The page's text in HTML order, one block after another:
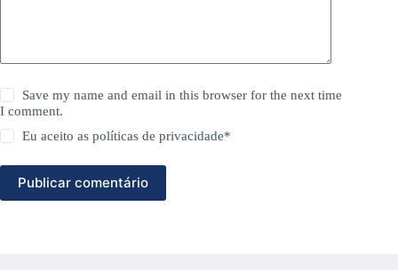
Save my name and email in this browser for the next time
I comment.
Eu aceito aspolíticas de privacidade*
Publicar comentário